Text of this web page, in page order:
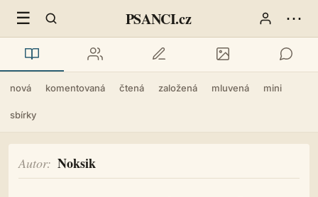
☰ PSANCI.cz ⋯
nová komentovaná čtená založená mluvená mini
sbírky
Autor Noksik